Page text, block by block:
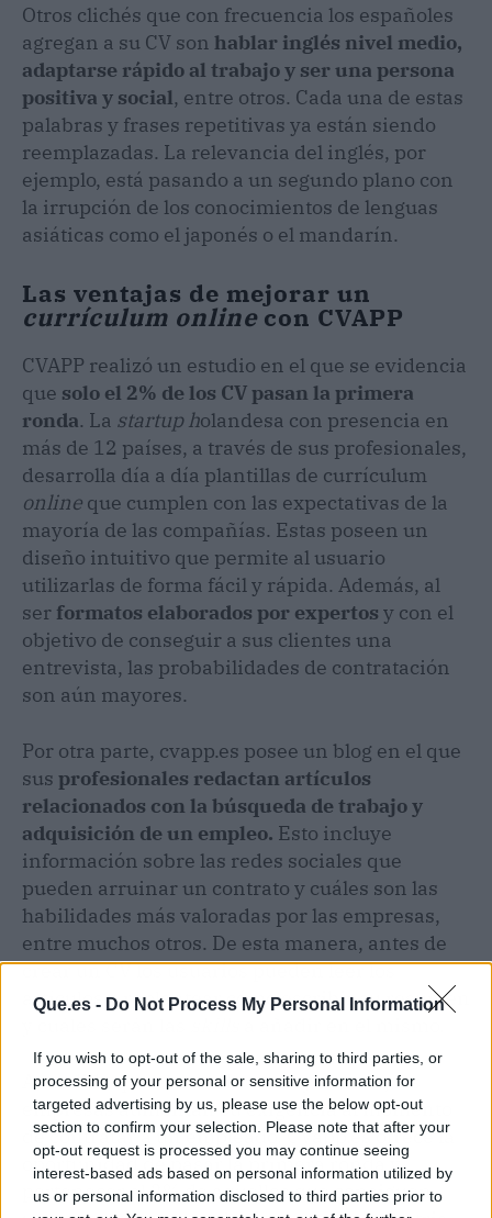
Que.es - Do Not Process My Personal Information
If you wish to opt-out of the sale, sharing to third parties, or
processing of your personal or sensitive information for
targeted advertising by us, please use the below opt-out
section to confirm your selection. Please note that after your
opt-out request is processed you may continue seeing
interest-based ads based on personal information utilized by
us or personal information disclosed to third parties prior to
Otros clichés que con frecuencia los españoles
agregan a su CV son hablar inglés nivel medio,
adaptarse rápido al trabajo y ser una persona
positiva y social, entre otros. Cada una de estas
palabras y frases repetitivas ya están siendo
reemplazadas. La relevancia del inglés, por
ejemplo, está pasando a un segundo plano con
la irrupción de los conocimientos de lenguas
asiáticas como el japonés o el mandarín.
Las ventajas de mejorar un
currículum onlinecon CVAPP
CVAPP realizó un estudio en el que se evidencia
que solo el 2% de los CV pasan la primera
ronda. La startup holandesa con presencia en
más de 12 países, a través de sus profesionales,
desarrolla día a día plantillas de currículum
online que cumplen con las expectativas de la
mayoría de las compañías. Estas poseen un
diseño intuitivo que permite al usuario
utilizarlas de forma fácil y rápida. Además, al
ser formatos elaborados por expertos y con el
objetivo de conseguir a sus clientes una
entrevista, las probabilidades de contratación
son aún mayores.
Por otra parte, cvapp.es posee un blog en el que
sus profesionales redactan artículos
relacionados con la búsqueda de trabajo y
adquisición de un empleo. Esto incluye
información sobre las redes sociales que
pueden arruinar un contrato y cuáles son las
habilidades más valoradas por las empresas,
entre muchos otros. De esta manera, antes de
crear un CV los usuarios pueden leer los
artículos y replantear cómo escribir su resumen
A medida que el mundo crece y avanza, las
empresas aumentan su exigencia al momento
de contratar a un empleado. CVapp.es ofrece la
oportunidad de pasar la primera ronda y
pertenecer al 2% de aquellos que consiguen